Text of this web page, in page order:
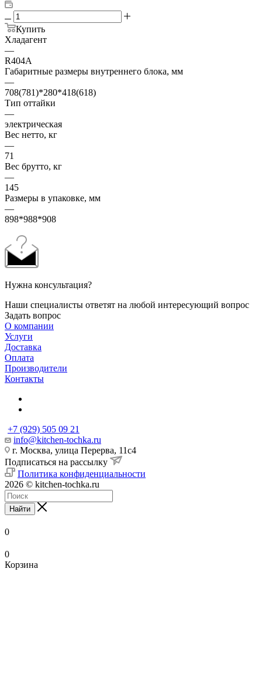
Купить
Хладагент
—
R404A
Габаритные размеры внутреннего блока, мм
—
708(781)*280*418(618)
Тип оттайки
—
электрическая
Вес нетто, кг
—
71
Вес брутто, кг
—
145
Размеры в упаковке, мм
—
898*988*908
Нужна консультация?
Наши специалисты ответят на любой интересующий вопрос
Задать вопрос
О компании
Услуги
Доставка
Оплата
Производители
Контакты
+7 (929) 505 09 21
info@kitchen-tochka.ru
г. Москва, улица Перерва, 11с4
Подписаться на рассылку
Политика конфиденциальности
2026 © kitchen-tochka.ru
Найти
0
0
Корзина